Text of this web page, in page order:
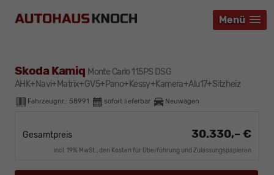
Menü
Menü
Menü
Skoda Kamiq Monte Carlo 115PS DSG
AHK+Navi+Matrix+GV5+Pano+Kessy+Kamera+Alu17+Sitzheiz
Fahrzeugnr.: 58991 sofort lieferbar Neuwagen
Gesamtpreis 30.330,– €
incl. 19% MwSt., den Kosten für Überführung und Zulassungspapieren